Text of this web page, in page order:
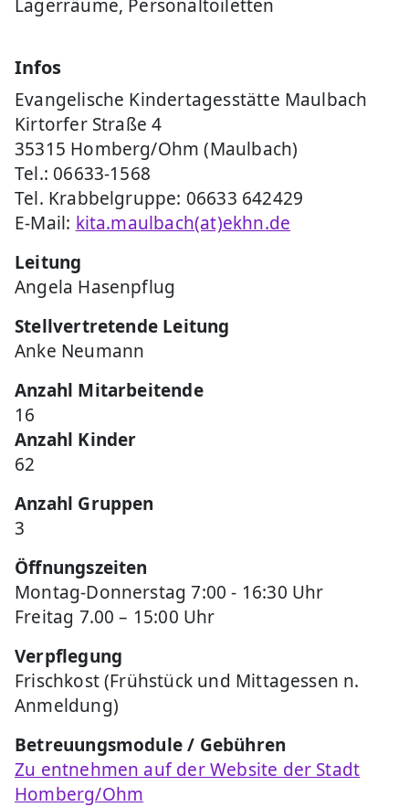
Lagerräume, Personaltoiletten
Infos
Evangelische Kindertagesstätte Maulbach
Kirtorfer Straße 4
35315 Homberg/Ohm (Maulbach)
Tel.: 06633-1568
Tel. Krabbelgruppe: 06633 642429
E-Mail: kita.maulbach(at)ekhn.de
Leitung
Angela Hasenpflug
Stellvertretende Leitung
Anke Neumann
Anzahl Mitarbeitende
16
Anzahl Kinder
62
Anzahl Gruppen
3
Öffnungszeiten
Montag-Donnerstag 7:00 - 16:30 Uhr
Freitag 7.00 – 15:00 Uhr
Verpflegung
Frischkost (Frühstück und Mittagessen n.
Anmeldung)
Betreuungsmodule / Gebühren
Zu entnehmen auf der Website der Stadt
Homberg/Ohm